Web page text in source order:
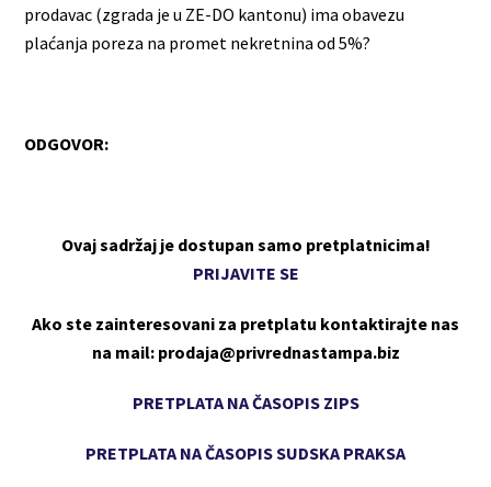
prodavac (zgrada je u ZE-DO kantonu) ima obavezu
plaćanja poreza na promet nekretnina od 5%?
ODGOVOR:
Ovaj sadržaj je dostupan samo pretplatnicima!
PRIJAVITE SE
Ako ste zainteresovani za pretplatu kontaktirajte nas
na mail: prodaja@privrednastampa.biz
PRETPLATA NA ČASOPIS ZIPS
PRETPLATA NA ČASOPIS SUDSKA PRAKSA